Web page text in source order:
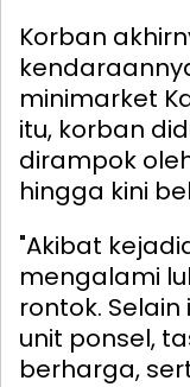
Korban
minimarket
itu, korban
dirampok
hingga kini
"Akibat
mengalami
rontok.
unit ponsel,
berharga,